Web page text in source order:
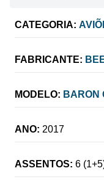
CATEGORIA:
FABRICANTE:
MODELO: BARON
ANO: 2017
ASSENTOS: 6